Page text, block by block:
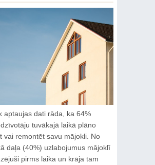
aptaujas dati rāda, ka 64%
tuvākajā laikā plāno
vai remontēt savu mājokli. No
daļa (40%) uzlabojumus mājoklī
pirms laika un krāja tam